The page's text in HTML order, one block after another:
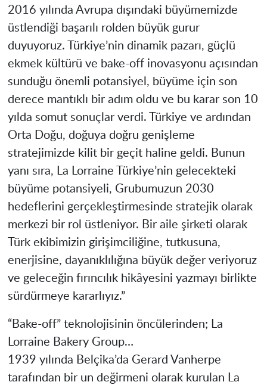
2016 yılında Avrupa dışındaki büyümemizde
üstlendiği başarılı rolden büyük gurur
duyuyoruz. Türkiye’nin dinamik pazarı, güçlü
ekmek kültürü ve bake-off inovasyonu açısından
sunduğu önemli potansiyel, büyüme için son
derece mantıklı bir adım oldu ve bu karar son 10
yılda somut sonuçlar verdi. Türkiye ve ardından
Orta Doğu, doğuya doğru genişleme
stratejimizde kilit bir geçit haline geldi. Bunun
yanı sıra, La Lorraine Türkiye’nin gelecekteki
büyüme potansiyeli, Grubumuzun 2030
hedeflerini gerçekleştirmesinde stratejik olarak
merkezi bir rol üstleniyor. Bir aile şirketi olarak
Türk ekibimizin girişimciliğine, tutkusuna,
enerjisine, dayanıklılığına büyük değer veriyoruz
ve geleceğin fırıncılık hikâyesini yazmayı birlikte
sürdürmeye kararlıyız.”
“Bake-off” teknolojisinin öncülerinden; La
Lorraine Bakery Group…
1939 yılında Belçika’da Gerard Vanherpe
tarafından bir un değirmeni olarak kurulan La